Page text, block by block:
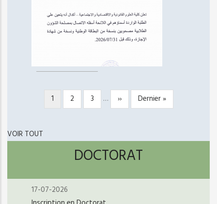
PAGINATIONPage
courante
1 Page
2 Page
3 …
Page
suivante
››
Dernière
page
Dernier »
VOIR TOUT
DOCTORAT
17-07-2026